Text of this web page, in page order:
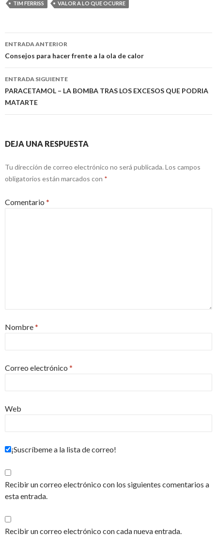
e
n
a
n
u
e
v
a
e
n
a
n
u
e
v
)
TIM FERRISS VALOR A LO QUE OCURRE
Navegación
de
entradas
ENTRADA ANTERIOR
Consejos para hacer frente a la ola de calor
ENTRADA SIGUIENTE
PARACETAMOL – LA BOMBA TRAS LOS EXCESOS QUE PODRIA
MATARTE
DEJA UNA RESPUESTA
Tu dirección de correo electrónico no será publicada. Los campos
obligatorios están marcados con *
Comentario *
Nombre*
Correo electrónico *
Web
¡Suscríbeme a la lista de correo!
Recibir un correo electrónico con los siguientes comentarios a
esta entrada.
Recibir un correo electrónico con cada nueva entrada.